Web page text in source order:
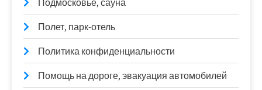
Полет, парк-отель
Политика конфиденциальности
Помощь на дороге, эвакуация автомобилей